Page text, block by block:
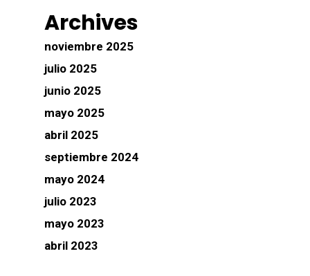
Archives
noviembre 2025
julio 2025
junio 2025
mayo 2025
abril 2025
septiembre 2024
mayo 2024
julio 2023
mayo 2023
abril 2023